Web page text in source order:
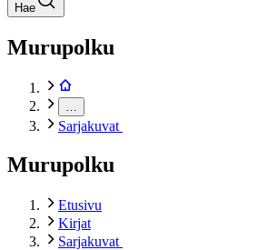
Hae
Murupolku
Sarjakuvat
Murupolku
Etusivu
Kirjat
Sarjakuvat